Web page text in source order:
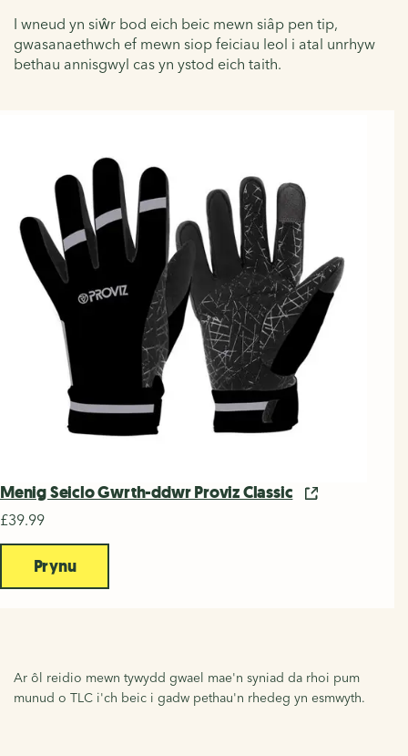
I wneud yn siŵr bod eich beic mewn siâp pen tip,
gwasanaethwch ef mewn siop feiciau leol i atal unrhyw
bethau annisgwyl cas yn ystod eich taith.
Menig Seiclo Gwrth-ddwr Proviz Classic
£39.99
Prynu
Ar ôl reidio mewn tywydd gwael mae'n syniad da rhoi pum
munud o TLC i'ch beic i gadw pethau'n rhedeg yn esmwyth.